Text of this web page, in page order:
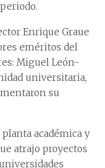
Enrique Graue
eméritos del
Miguel León-
universitaria,
su
académica y
atrajo proyectos